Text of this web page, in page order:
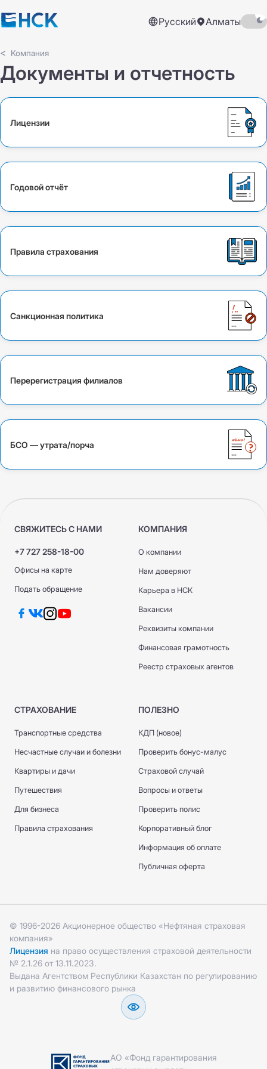
Русский Алматы
Компания
Документы и отчетность
Лицензии
Годовой отчёт
Правила страхования
Санкционная политика
Перерегистрация филиалов
БСО — утрата/порча
СВЯЖИТЕСЬ С НАМИ
+7 727 258-18-00
Офисы на карте
Подать обращение
КОМПАНИЯ
О компании
Нам доверяют
Карьера в НСК
Вакансии
Реквизиты компании
Финансовая грамотность
Реестр страховых агентов
СТРАХОВАНИЕ
Транспортные средства
Несчастные случаи и болезни
Квартиры и дачи
Путешествия
Для бизнеса
Правила страхования
ПОЛЕЗНО
КДП (новое)
Проверить бонус-малус
Страховой случай
Вопросы и ответы
Проверить полис
Корпоративный блог
Информация об оплате
Публичная оферта
© 1996-2026 Акционерное общество «Нефтяная страховая
компания»
Лицензия на право осуществления страховой деятельности
№ 2.1.26 от 13.11.2023.
Выдана Агентством Республики Казахстан по регулированию
и развитию финансового рынка
АО «Фонд гарантирования